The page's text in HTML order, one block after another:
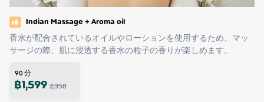
Indian Massage + Aroma oil
香水が配合されているオイルやローションを使用するため、マッ
サージの際、肌に浸透する香水の粒子の香りが楽しめます。
90分
฿1,5992,350